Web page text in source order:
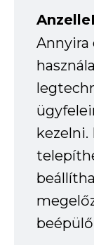
Annyira
kezelni.